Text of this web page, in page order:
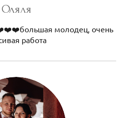
Оляля
молодец, очень
работа